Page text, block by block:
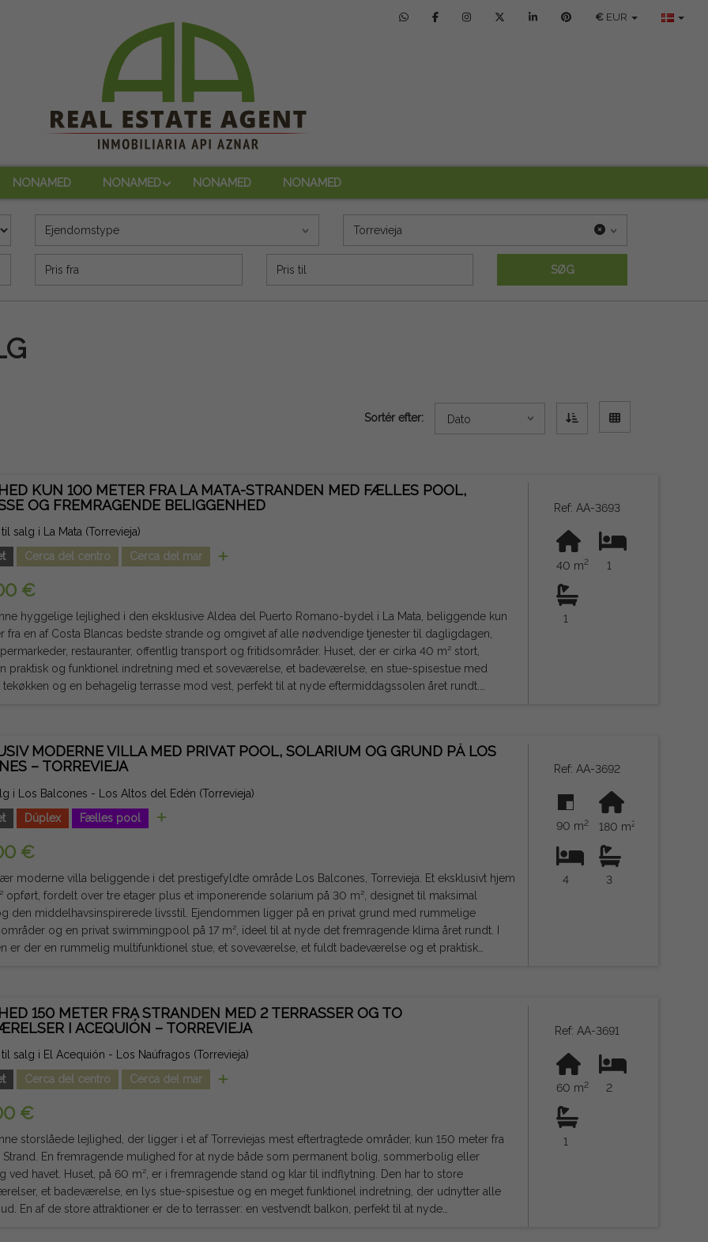
€ EUR
NONAMED NONAMED NONAMED NONAMED
Ejendomstype Torrevieja
Precio (€)
SØG
Sortér efter: Dato
KUN 100 METER FRA LA MATA-STRANDEN MED FÆLLES POOL,
OG FREMRAGENDE BELIGGENHED
salg i La Mata (Torrevieja)
Cerca del centro Cerca del mar
€
hyggelige lejlighed i den eksklusive Aldea del Puerto Romano-bydel i La Mata, beliggende kun
fra en af Costa Blancas bedste strande og omgivet af alle nødvendige tjenester til dagligdagen,
restauranter, offentlig transport og fritidsområder. Huset, der er cirka 40 m² stort,
praktisk og funktionel indretning med et soveværelse, et badeværelse, en stue-spisestue med
tekøkken og en behagelig terrasse mod vest, perfekt til at nyde eftermiddagssolen året rundt.
og som investering til ferie- eller langtidsudlejning. Juridisk note: Gebyrer og skatter er
De oplysninger, der gives, er indikative og ikke juridisk bindende, og kan indeholde fejl.
Ref: AA-3693
40 m2 1
1
MODERNE VILLA MED PRIVAT POOL, SOLARIUM OG GRUND PÅ LOS
– TORREVIEJA
i Los Balcones - Los Altos del Edén (Torrevieja)
Dúplex Fælles pool
€
moderne villa beliggende i det prestigefyldte område Los Balcones, Torrevieja. Et eksklusivt hjem
opført, fordelt over tre etager plus et imponerende solarium på 30 m², designet til maksimal
livsstil. Ejendommen ligger på en privat grund med rummelige
og en privat swimmingpool på 17 m², ideel til at nyde det fremragende klima året rundt. I
er der en rummelig multifunktionel stue, et soveværelse, et fuldt badeværelse og et praktisk
og en balkon. Herfra kan du få adgang til det storslåede private solarium, perfekt til at skabe et
og nyde den uhindrede udsigt og saltlaguner. Beliggende i et af de mest eftertragtede
er det tæt på supermarkeder, restauranter, skoler, golfbaner, indkøbscentre, strande og
som kombinerer design,
og en privilegeret beliggenhed. Juridisk note: Gebyrer og skatter er ikke inkluderet. De
der gives, er indikative og ikke juridisk bindende, og kan indeholde fejl.
Ref: AA-3692
90 m2 180 m2
4 3
150 METER FRA STRANDEN MED 2 TERRASSER OG TO
I ACEQUIÓN – TORREVIEJA
til salg i El Acequión - Los Naúfragos (Torrevieja)
Cerca del centro Cerca del mar
€
storslåede lejlighed, der ligger i et af Torreviejas mest eftertragtede områder, kun 150 meter fra
Strand. En fremragende mulighed for at nyde både som permanent bolig, sommerbolig eller
stand og klar til indflytning. Den har to store
et badeværelse, en lys stue-spisestue og en meget funktionel indretning, der udnytter alle
perfekt til at nyde
Ref: AA-3691
60 m2 2
1